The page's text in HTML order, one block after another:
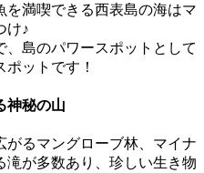
満喫できる西表島の海はマ
け♪
、島のパワースポットとして
ットです！
神秘の山
がるマングローブ林、マイナ
滝が多数あり、珍しい生き物